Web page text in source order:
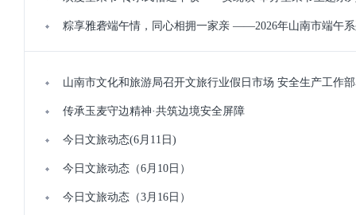
粽享雅砻端午情，同心相拥一家亲 ——2026年山南市端午
山南市文化和旅游局召开文旅行业假日市场 安全生产工作
传承玉麦守边精神·共筑边境安全屏障
今日文旅动态(6月11日)
今日文旅动态（6月10日）
今日文旅动态（3月16日）